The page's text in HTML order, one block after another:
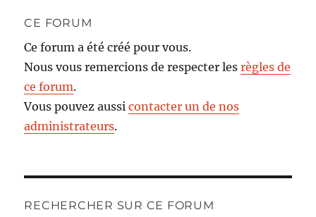
CE FORUM
Ce forum a été créé pour vous.
Nous vous remercions de respecter lesrègles de
ce forum.
Vous pouvez aussicontacter un de nos
administrateurs.
RECHERCHER SUR CE FORUM